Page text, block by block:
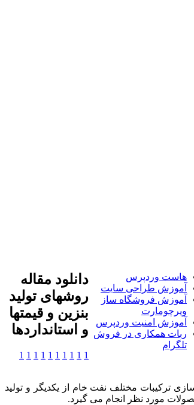
هاست وردپرس
آموزش طراحی سایت
آموزش فروشگاه ساز
ویرچومارت
آموزش امنیت وردپرس
ربات همکاری در فروش
تلگرام
دانلود مقاله
روشهای تولید
بنزین و قیمتها
و استانداردها
1
1
1
1
1
1
1
1
1
1
ترکیبات مختلف نفت خام از یکدیگر و تولید
مورد نظر انجام می گیرد.